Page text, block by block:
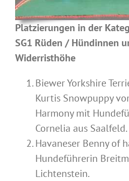
Platzierungen in der
SG1 Rüden / Hündinnen
Widerristhöhe
Biewer Yorkshire
Kurtis Snowpuppy
Harmony mit
Cornelia aus Saalfeld.
Havaneser Benny of
Hundeführerin
Lichtenstein.